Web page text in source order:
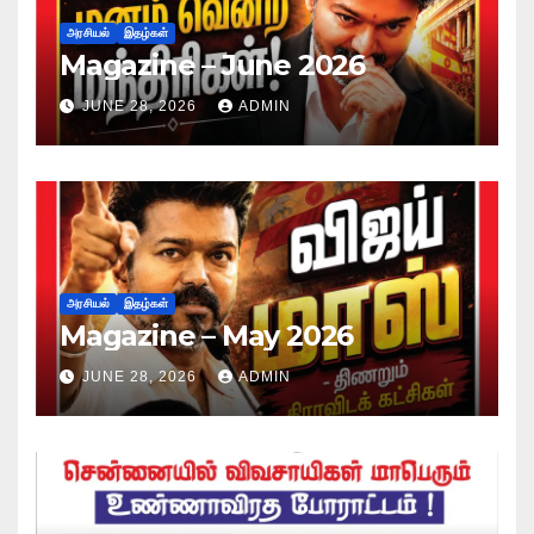
அரசியல் இதழ்கள்
Magazine – June 2026
JUNE 28, 2026 ADMIN
அரசியல் இதழ்கள்
Magazine – May 2026
JUNE 28, 2026 ADMIN